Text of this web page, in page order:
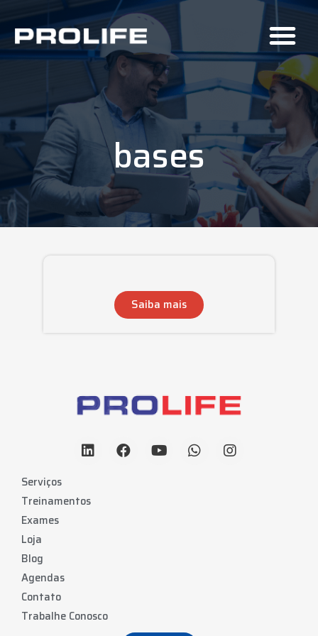
bases
Saiba mais
Serviços
Treinamentos
Exames
Loja
Blog
Agendas
Contato
Trabalhe Conosco